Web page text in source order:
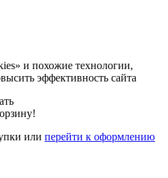
и похожие технологии,
эффективность сайта
или перейти к оформлению